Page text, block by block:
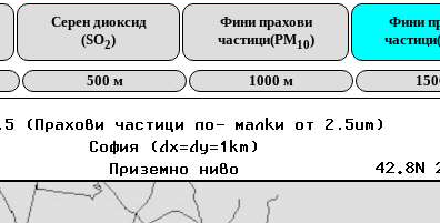
Серен диоксид
(SO2)
Фини прахови
частици(PM10)
Фини
500 м 1000 м